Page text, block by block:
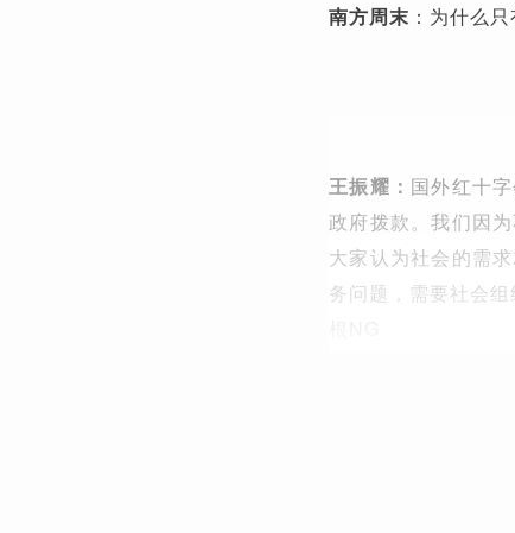
南方周末 ： 为什么
王振耀： 国外红十
政府拨款。我们因
大家认为社会的需
务问题，需要社会